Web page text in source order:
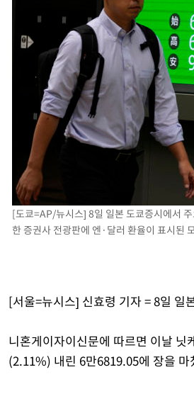
[속보]코스피, 6200선 약보합…0.60% 내린
[속보]원·달러 환율, 7.7원 내린 1416.1원 마감
[속보] 노원서 40.1도 관측…서울, 2018년 이
[속보]종합특검, '계엄 수용공간 확보' 신용해
외신들도 주목한 韓축구 파문…"국민적 공분
11시간 압수수색에 성접대 파문까지…'쑥대밭'
[속보]규제합리화위원회 부위원장에 김태유
[속보]국힘 윤리위, '돌려차기 발언' 진종오·서
[속보] 7월 중국 수출 23.9%↑ 수입 27.5%↑…
[속보]'채상병 순직 책임' 임성근, 항소심도 징역 3
[속보]종합특검, '관저이전 봐주기 감사' 유병호
민주 콩고 에볼라환자 4천명 돌파, 4053명 발생
[도쿄=AP/뉴시스] 8일 일본 도쿄증시에서
한 증권사 전광판에 엔·달러 환율이 표시된
[서울=뉴시스] 신효령 기자 = 8일 일
니혼게이자이신문에 따르면 이날
(2.11%) 내린 6만6819.05에 장을 마